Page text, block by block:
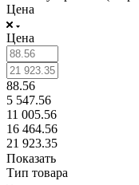
Цена
Цена
88.56
5 547.56
11 005.56
16 464.56
21 923.35
Показать
Тип товара